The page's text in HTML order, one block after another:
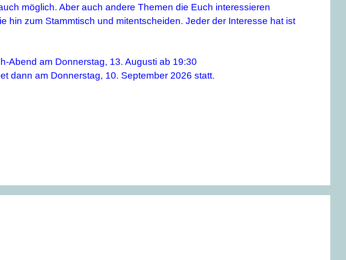
möglich. Aber auch andere Themen die Euch interessieren
hin zum Stammtisch und mitentscheiden. Jeder der Interesse hat ist
Abend am Donnerstag, 13. Augusti ab 19:30
dann am Donnerstag, 10. September 2026 statt.